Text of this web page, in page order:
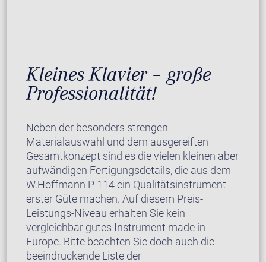
Kleines Klavier – große
Professionalität!
Neben der besonders strengen
Materialauswahl und dem ausgereiften
Gesamtkonzept sind es die vielen kleinen aber
aufwändigen Fertigungsdetails, die aus dem
W.Hoffmann P 114 ein Qualitätsinstrument
erster Güte machen. Auf diesem Preis-
Leistungs-Niveau erhalten Sie kein
vergleichbar gutes Instrument made in
Europe. Bitte beachten Sie doch auch die
beeindruckende Liste der